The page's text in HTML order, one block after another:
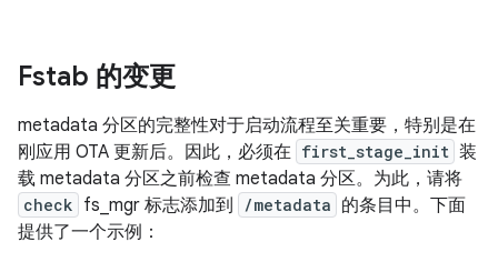
Fstab 的变更
metadata 分区的完整性对于启动流程至关重要，特别是在
刚应用 OTA 更新后。因此，必须在 first_stage_init 装
载 metadata 分区之前检查 metadata 分区。为此，请将
check fs_mgr 标志添加到 /metadata 的条目中。下面
提供了一个示例：